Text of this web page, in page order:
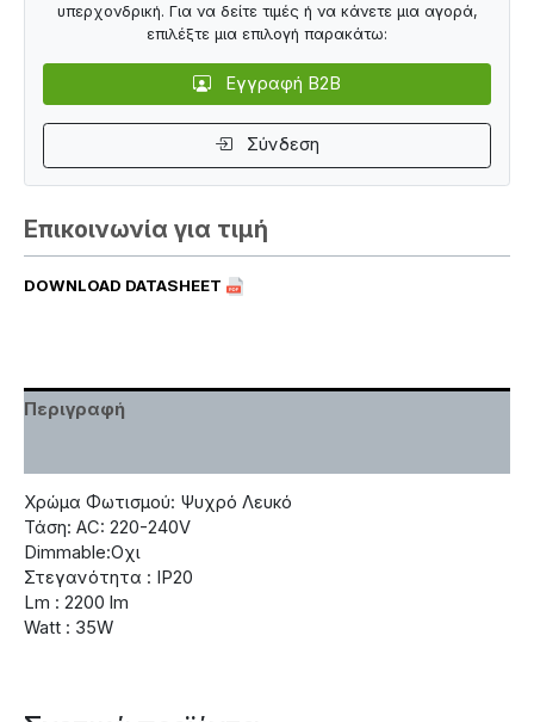
Επικοινωνία για τιμή
DOWNLOAD DATASHEET
υπερχονδρική. Για να δείτε τιμές ή να κάνετε μια αγορά,
επιλέξτε μια επιλογή παρακάτω:
Εγγραφή B2B
Σύνδεση
Περιγραφή
Χρώμα Φωτισμού: Ψυχρό Λευκό
Τάση: AC: 220-240V
Dimmable:Οχι
Στεγανότητα : IP20
Lm : 2200 lm
Watt : 35W